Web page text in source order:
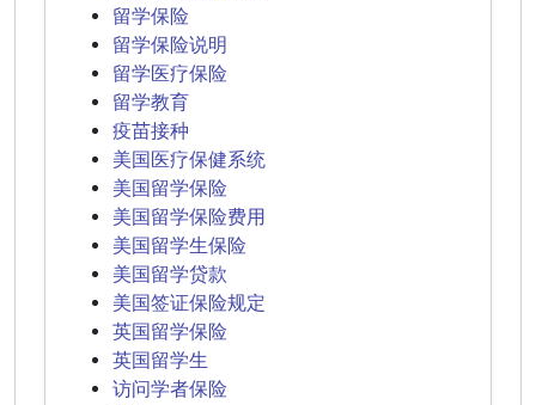
留学保险
留学保险说明
留学医疗保险
留学教育
疫苗接种
美国医疗保健系统
美国留学保险
美国留学保险费用
美国留学生保险
美国留学贷款
美国签证保险规定
英国留学保险
英国留学生
访问学者保险